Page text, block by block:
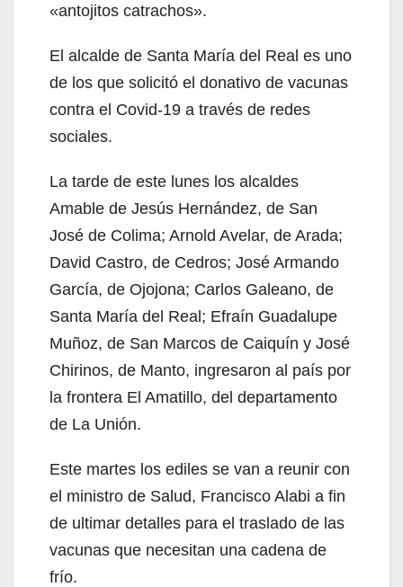
«antojitos catrachos».
El alcalde de Santa María del Real es uno
de los que solicitó el donativo de vacunas
contra el Covid-19 a través de redes
sociales.
La tarde de este lunes los alcaldes
Amable de Jesús Hernández, de San
José de Colima; Arnold Avelar, de Arada;
David Castro, de Cedros; José Armando
García, de Ojojona; Carlos Galeano, de
Santa María del Real; Efraín Guadalupe
Muñoz, de San Marcos de Caiquín y José
Chirinos, de Manto, ingresaron al país por
la frontera El Amatillo, del departamento
de La Unión.
Este martes los ediles se van a reunir con
el ministro de Salud, Francisco Alabi a fin
de ultimar detalles para el traslado de las
vacunas que necesitan una cadena de
frío.